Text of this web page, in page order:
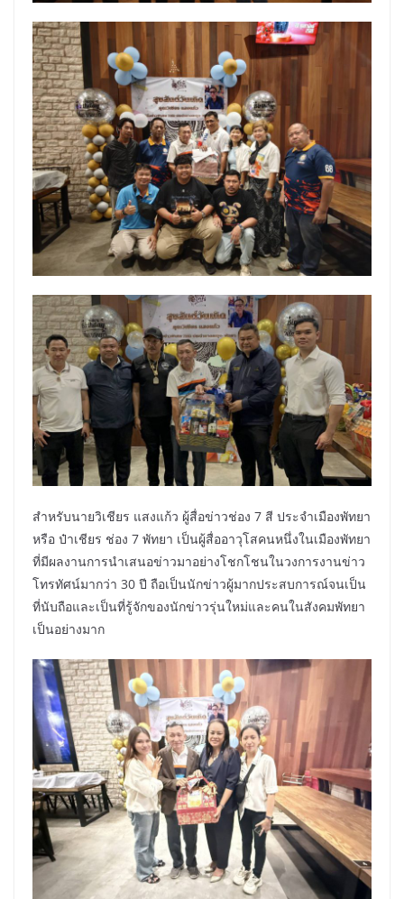
สำหรับนายวิเชียร แสงแก้ว ผู้สื่อข่าวช่อง 7 สี ประจำเมืองพัทยา
หรือ ป๋าเชียร ช่อง 7 พัทยา เป็นผู้สื่ออาวุโสคนหนึ่งในเมืองพัทยา
ที่มีผลงานการนำเสนอข่าวมาอย่างโชกโชนในวงการงานข่าว
โทรทัศน์มากว่า 30 ปี ถือเป็นนักข่าวผู้มากประสบการณ์จนเป็น
ที่นับถือและเป็นที่รู้จักของนักข่าวรุ่นใหม่และคนในสังคมพัทยา
เป็นอย่างมาก